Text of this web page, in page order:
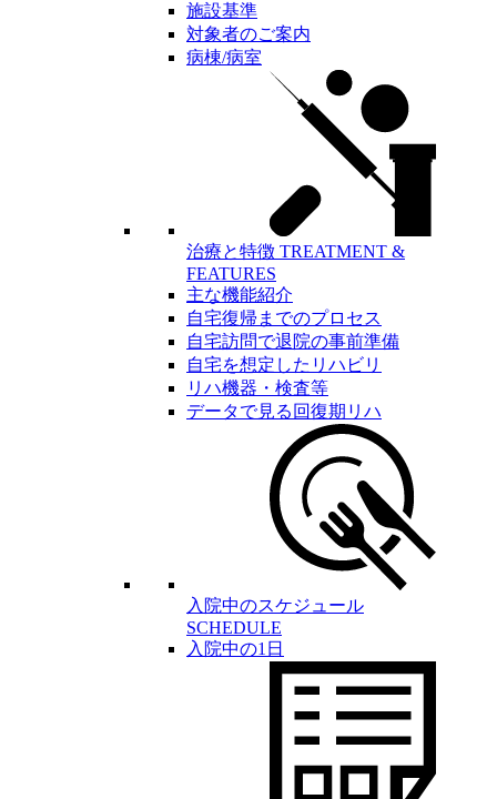
施設基準
対象者のご案内
病棟/病室
治療と特徴 TREATMENT &
FEATURES
主な機能紹介
自宅復帰までのプロセス
自宅訪問で退院の事前準備
自宅を想定したリハビリ
リハ機器・検査等
データで見る回復期リハ
入院中のスケジュール
SCHEDULE
入院中の1日